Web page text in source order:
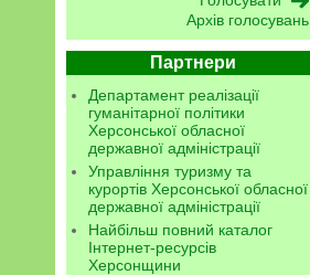
Архів голосувань
Партнери
Департамент реалізації
гуманітарної політики
Херсонської обласної
державної адміністрації
Управління туризму та
курортів Херсонської обласної
державної адміністрації
Найбільш повний каталог
Інтернет-ресурсів
Херсонщини